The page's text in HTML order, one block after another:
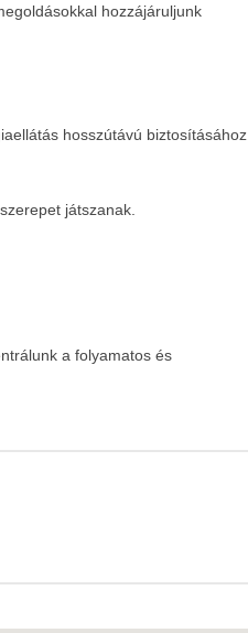
hozzájáruljunk
hosszútávú biztosításához.
játszanak.
a folyamatos és